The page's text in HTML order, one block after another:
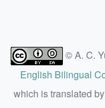
© A. C.
English Bilingual
which is translated